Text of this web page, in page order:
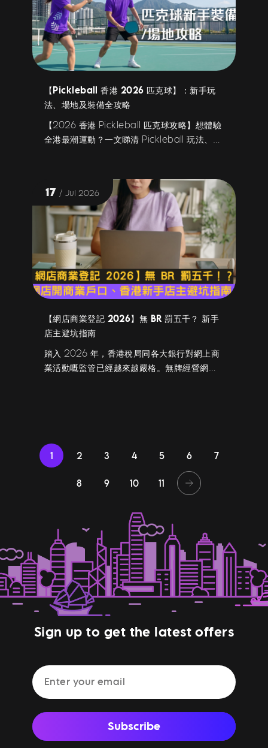
【Pickleball 香港 2026 匹克球】：新手玩
法、場地及裝備全攻略
【2026 香港 Pickleball 匹克球攻略】想體驗
全港最潮運動？一文睇清 Pickleball 玩法、熱
用 X Pay 享 3 期免息分期，輕鬆做好預算管
理！
【網店商業登記 2026】無 BR 罰五千？ 新手
店主避坑指南
踏入 2026 年，香港稅局同各大銀行對網上商
業活動嘅監管已經越來越嚴格。無牌經營網店
2026 年最新嘅合規開店與開戶實戰攻略。
17 / Jul 2026
1 2 3 4 5 6 7
8 9 10 11
Sign up to get the latest offers
Subscribe